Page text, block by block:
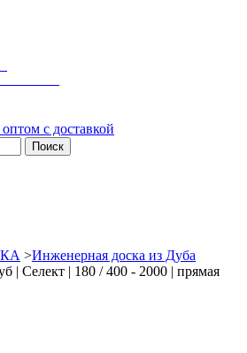
Поиск
>Инженерная доска из Дуба
| Селект | 180 / 400 - 2000 | прямая